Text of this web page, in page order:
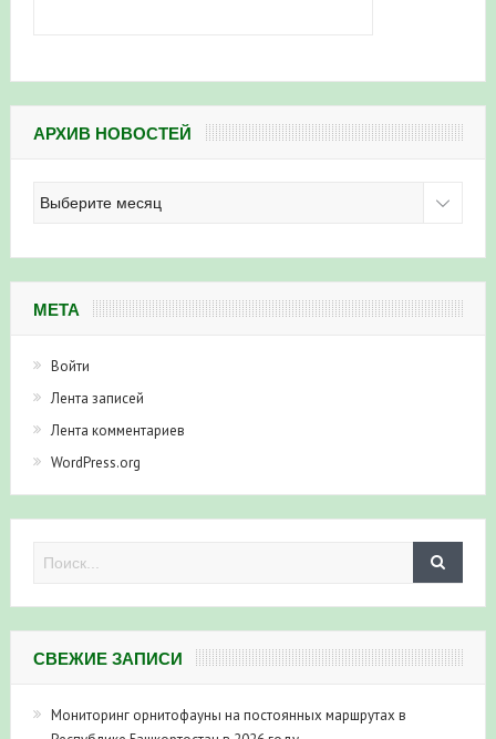
АРХИВ НОВОСТЕЙ
новостей
МЕТА
Войти
Лента записей
Лента комментариев
WordPress.org
СВЕЖИЕ ЗАПИСИ
Мониторинг орнитофауны на постоянных маршрутах в